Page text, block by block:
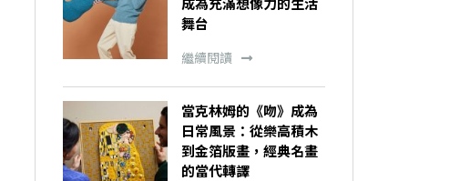
舞台
繼續閱讀
當克林姆的《吻》成為
日常風景：從樂高積木
到金箔版畫，經典名畫
的當代轉譯